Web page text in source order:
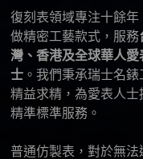
本店支援寄送至香
外地區，運費會依
服在出貨前會跟您確
最後：喜歡就
限，早一步確
復刻表領域專注十餘年
做精密工藝款式，服務
灣、香港及全球華人愛
士 。我們秉承瑞士名錶
精益求精，為愛表人士
精準標準服務。
普通仿製表，對於無法